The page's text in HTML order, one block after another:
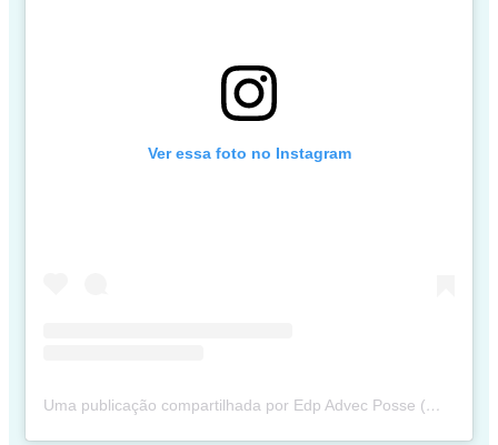
Ver essa foto no Instagram
Uma publicação compartilhada por Edp Advec Posse (@edpadvecposse)